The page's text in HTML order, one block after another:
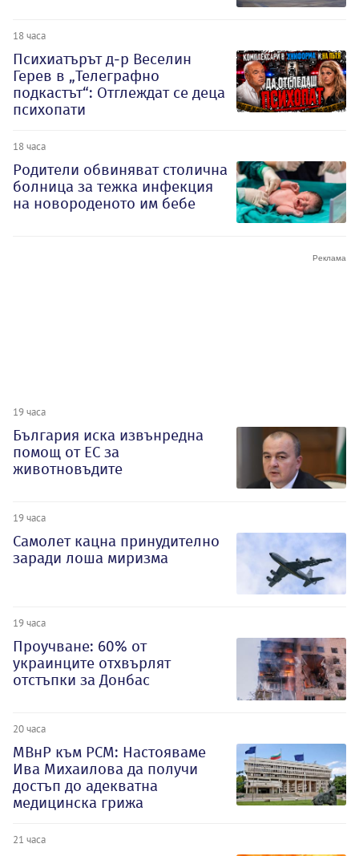
18 часа
Психиатърът д-р Веселин
Герев в „Телеграфно
подкастът“: Отглеждат се деца
психопати
18 часа
Родители обвиняват столична
болница за тежка инфекция
на новороденото им бебе
19 часа
България иска извънредна
помощ от ЕС за
животновъдите
19 часа
Самолет кацна принудително
заради лоша миризма
19 часа
Проучване: 60% от
украинците отхвърлят
отстъпки за Донбас
20 часа
МВнР към РСМ: Настояваме
Ива Михаилова да получи
достъп до адекватна
медицинска грижа
21 часа